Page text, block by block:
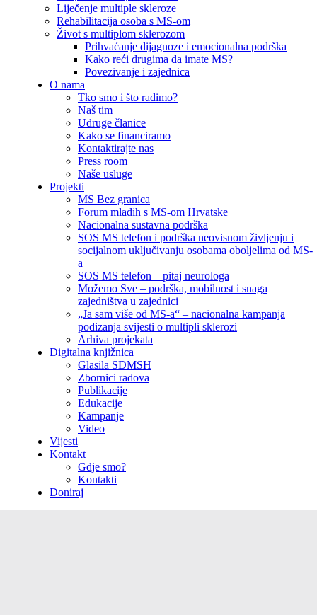
Liječenje multiple skleroze
Rehabilitacija osoba s MS-om
Život s multiplom sklerozom
Prihvaćanje dijagnoze i emocionalna podrška
Kako reći drugima da imate MS?
Povezivanje i zajednica
O nama
Tko smo i što radimo?
Naš tim
Udruge članice
Kako se financiramo
Kontaktirajte nas
Press room
Naše usluge
Projekti
MS Bez granica
Forum mladih s MS-om Hrvatske
Nacionalna sustavna podrška
SOS MS telefon i podrška neovisnom življenju i
socijalnom uključivanju osobama oboljelima od MS-
a
SOS MS telefon – pitaj neurologa
Možemo Sve – podrška, mobilnost i snaga
zajedništva u zajednici
„Ja sam više od MS-a“ – nacionalna kampanja
podizanja svijesti o multipli sklerozi
Arhiva projekata
Digitalna knjižnica
Glasila SDMSH
Zbornici radova
Publikacije
Edukacije
Kampanje
Video
Vijesti
Kontakt
Gdje smo?
Kontakti
Doniraj